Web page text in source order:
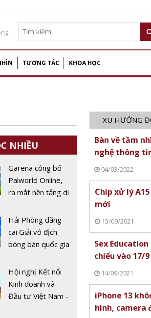
TƯƠNG TÁC KHOA HỌC
NHIỀU
Garena công bố
Palworld Online,
ra mắt nền tảng di
2026
Hải Phòng đăng
cai Giải vô địch
bóng bàn quốc gia
thứ 44
Hội nghị Kết nối
Kinh doanh và
Đầu tư Việt Nam -
XU HƯỚNG
Bàn về tầm
nghệ thông
04/03/2022
Chip xử lý
mới
15/09/2021
Sex
chiếu vào 17/9
14/09/2021
iPhone 13
hình, camera